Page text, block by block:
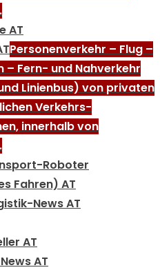
AT
Personenverkehr – Flug –
– Fern- und Nahverkehr
Linienbus) von privaten
Verkehrs-
innerhalb von
Roboter
Fahren) AT
News AT
AT
AT